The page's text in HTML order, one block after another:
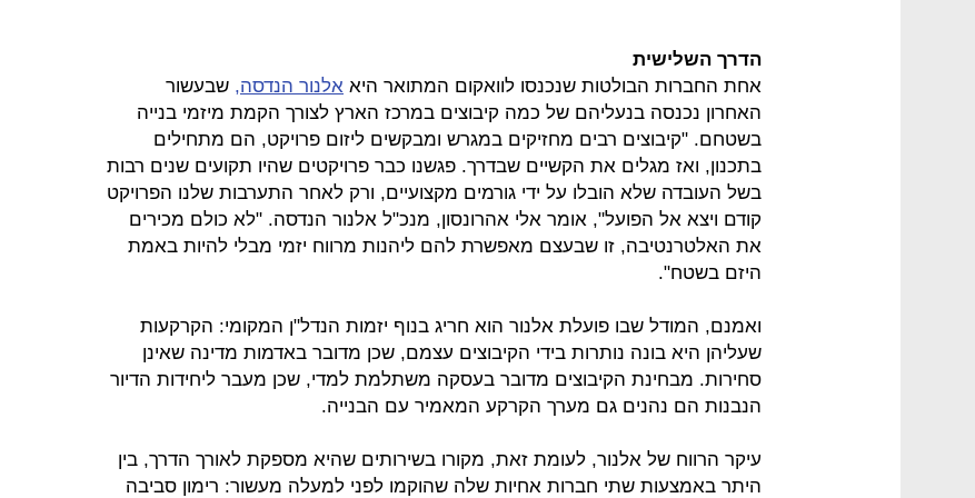
הדרך השלישית
אחת החברות הבולטות שנכנסו לוואקום המתואר היא אלנור הנדסה, שבעשור
האחרון נכנסה בנעליהם של כמה קיבוצים במרכז הארץ לצורך הקמת מיזמי בנייה
בשטחם. "קיבוצים רבים מחזיקים במגרש ומבקשים ליזום פרויקט, הם מתחילים
בתכנון, ואז מגלים את הקשיים שבדרך. פגשנו כבר פרויקטים שהיו תקועים שנים רבות
בשל העובדה שלא הובלו על ידי גורמים מקצועיים, ורק לאחר התערבות שלנו הפרויקט
קודם ויצא אל הפועל", אומר אלי אהרונסון, מנכ"ל אלנור הנדסה. "לא כולם מכירים
את האלטרנטיבה, זו שבעצם מאפשרת להם ליהנות מרווח יזמי מבלי להיות באמת
היזם בשטח".
ואמנם, המודל שבו פועלת אלנור הוא חריג בנוף יזמות הנדל"ן המקומי: הקרקעות
שעליהן היא בונה נותרות בידי הקיבוצים עצמם, שכן מדובר באדמות מדינה שאינן
סחירות. מבחינת הקיבוצים מדובר בעסקה משתלמת למדי, שכן מעבר ליחידות הדיור
הנבנות הם נהנים גם מערך הקרקע המאמיר עם הבנייה.
עיקר הרווח של אלנור, לעומת זאת, מקורו בשירותים שהיא מספקת לאורך הדרך, בין
היתר באמצעות שתי חברות אחיות שלה שהוקמו לפני למעלה מעשור: רימון סביבה